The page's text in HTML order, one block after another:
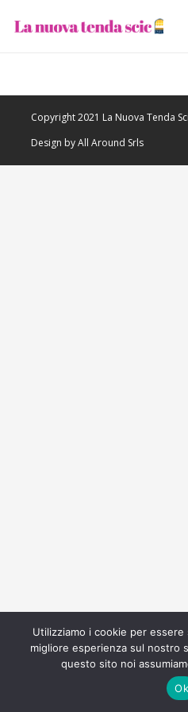
Copyright 2021 La Nuova Tenda
Design by All Around Srls
Utilizziamo i cookie per
migliore esperienza sul nostro
questo sito noi
Ok